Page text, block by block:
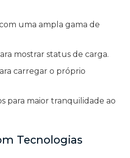
uma ampla gama de
mostrar status de carga.
carregar o próprio
para maior tranquilidade ao
Tecnologias